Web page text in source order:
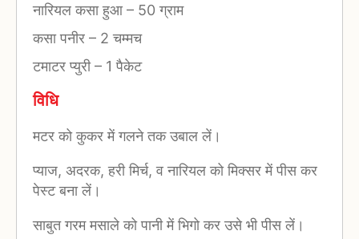
नारियल कसा हुआ – 50 ग्राम
कसा पनीर – 2 चम्मच
टमाटर प्युरी– 1 पैकेट
विधि
मटर को कुकर में गलने तक उबाल लें।
प्याज, अदरक, हरी मिर्च, व नारियल को मिक्सर में पीस कर
पेस्ट बना लें।
साबुत गरम मसाले को पानी में भिगो कर उसे भी पीस लें।